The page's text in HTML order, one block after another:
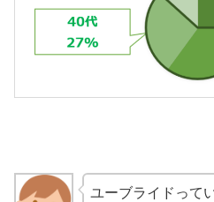
ユーブライドって